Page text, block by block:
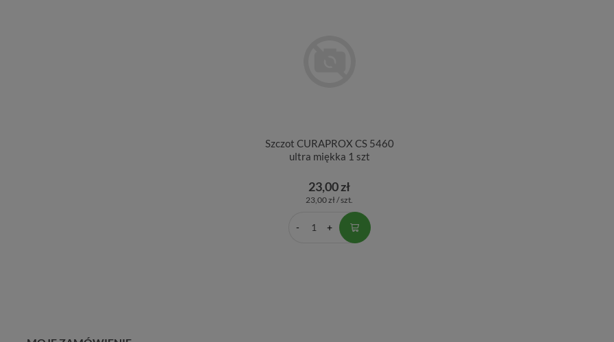
Szczot CURAPROX CS 5460
ultra miękka 1 szt
23,00 zł
23,00 zł / szt.